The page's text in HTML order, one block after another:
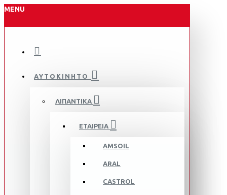
MENU
ΑΥΤΟΚΙΝΗΤΟ
ΛΙΠΑΝΤΙΚΑ
ΕΤΑΙΡΕΙΑ
AMSOIL
ARAL
CASTROL